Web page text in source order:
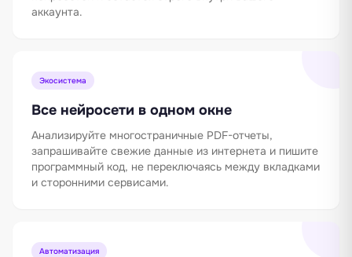
аккаунта.
Экосистема
Все нейросети в одном окне
Анализируйте многостраничные PDF-отчеты,
запрашивайте свежие данные из интернета и пишите
программный код, не переключаясь между вкладками
и сторонними сервисами.
Автоматизация